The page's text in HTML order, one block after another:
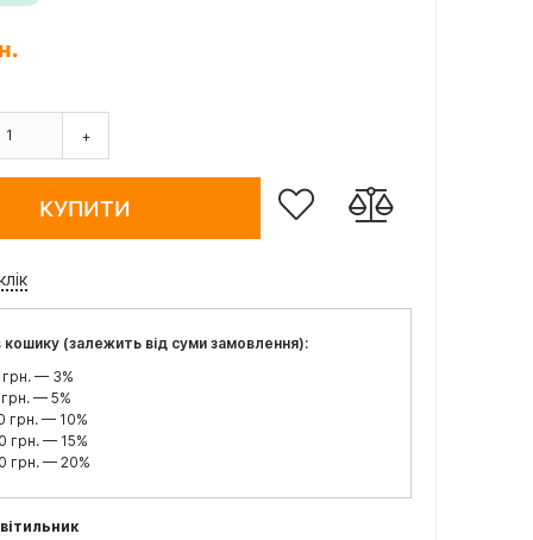
+
КУПИТИ
кошику (залежить від суми замовлення):
— 3%
— 5%
грн. — 10%
грн. — 15%
грн. — 20%